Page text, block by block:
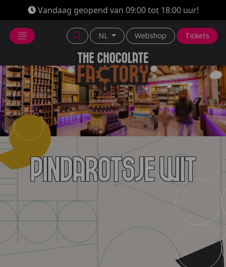
Vandaag geopend van 09:00 tot 18:00 uur!
NL Webshop Tickets
Pindarotsje wit